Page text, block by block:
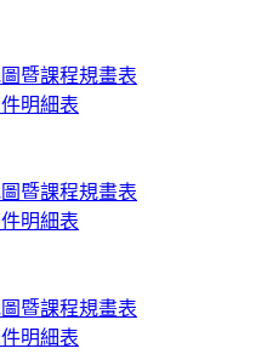
暨課程規畫表
明細表
暨課程規畫表
明細表
暨課程規畫表
明細表